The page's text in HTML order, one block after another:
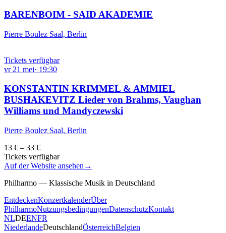
BARENBOIM - SAID AKADEMIE
Pierre Boulez Saal, Berlin
Tickets verfügbar
vr 21 mei· 19:30
KONSTANTIN KRIMMEL & AMMIEL
BUSHAKEVITZ Lieder von Brahms, Vaughan
Williams und Mandyczewski
Pierre Boulez Saal, Berlin
13 € – 33 €
Tickets verfügbar
Auf der Website ansehen →
Philharmo — Klassische Musik in Deutschland
EntdeckenKonzertkalenderÜber
PhilharmoNutzungsbedingungenDatenschutzKontakt
NLDEENFR
NiederlandeDeutschlandÖsterreichBelgien